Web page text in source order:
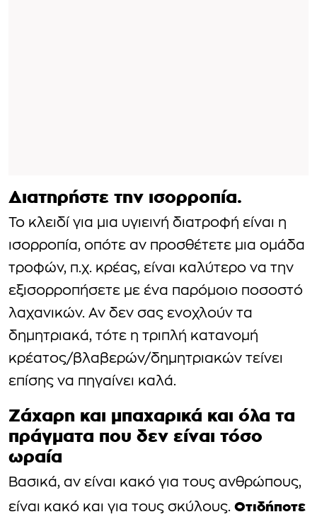
Διατηρήστε την ισορροπία.
Το κλειδί για μια υγιεινή διατροφή είναι η
ισορροπία, οπότε αν προσθέτετε μια ομάδα
τροφών, π.χ. κρέας, είναι καλύτερο να την
εξισορροπήσετε με ένα παρόμοιο ποσοστό
λαχανικών. Αν δεν σας ενοχλούν τα
δημητριακά, τότε η τριπλή κατανομή
κρέατος/βλαβερών/δημητριακών τείνει
επίσης να πηγαίνει καλά.
Ζάχαρη και μπαχαρικά και όλα τα
πράγματα που δεν είναι τόσο
ωραία
Βασικά, αν είναι κακό για τους ανθρώπους,
είναι κακό και για τους σκύλους. Οτιδήποτε